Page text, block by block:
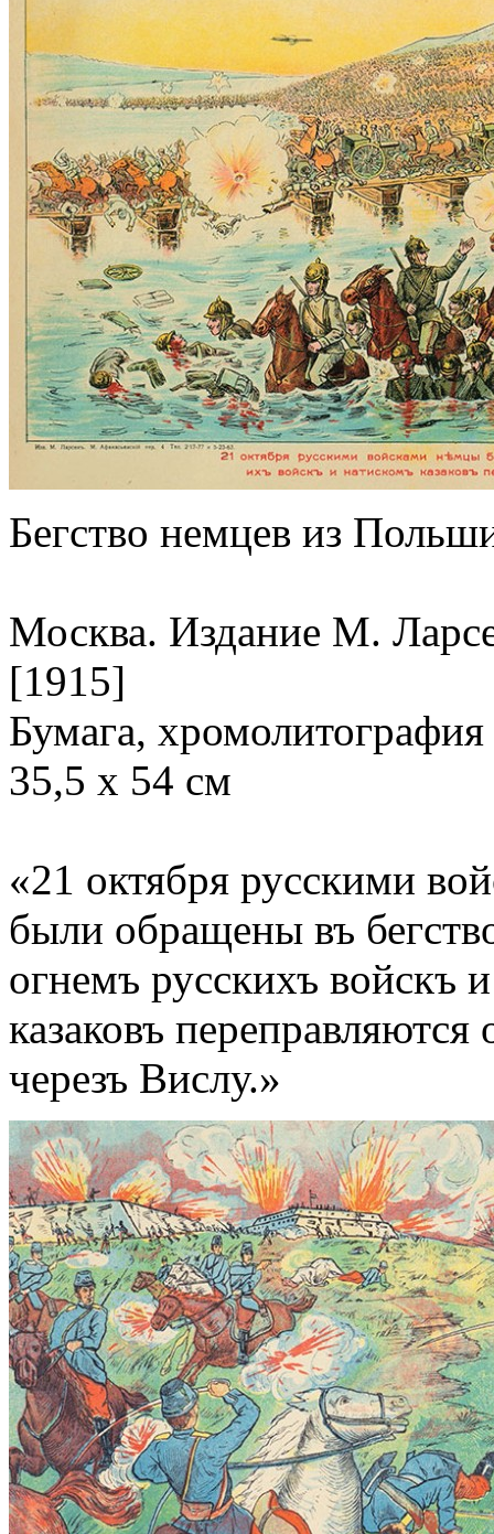
Бегство немцев из
Москва. Издание М.
[1915]
Бумага, хромолитография
35,5 х 54 см
«21 октября русскими
были обращены въ
огнемъ русскихъ войскъ
казаковъ переправляются
черезъ Вислу.»